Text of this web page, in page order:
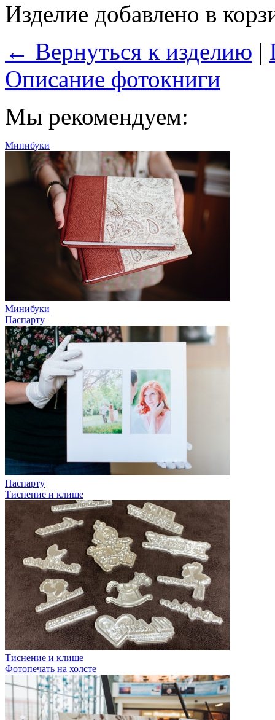
Изделие добавлено в
← Вернуться к изделию |
Описание фотокниги
Мы рекомендуем:
Минибуки
Минибуки
Паспарту
Паспарту
Тиснение и клише
Тиснение и клише
Фотопечать на холсте